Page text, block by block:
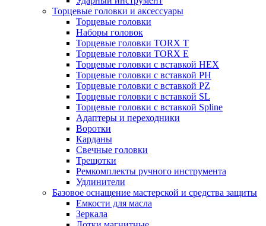
Торцевые головки и аксессуары
Торцевые головки
Наборы головок
Торцевые головки TORX T
Торцевые головки TORX Е
Торцевые головки с вставкой HEX
Торцевые головки с вставкой PH
Торцевые головки с вставкой PZ
Торцевые головки с вставкой SL
Торцевые головки с вставкой Spline
Адаптеры и переходники
Воротки
Карданы
Свечные головки
Трещотки
Ремкомплекты ручного инструмента
Удлинители
Базовое оснащение мастерской и средства защиты
Емкости для масла
Зеркала